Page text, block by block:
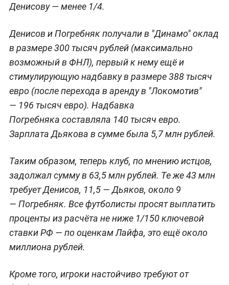
Денисову — менее 1/4.
Денисов и Погребняк получали в "Динамо" оклад
в размере 300 тысяч рублей (максимально
возможный в ФНЛ), первый к нему ещё и
стимулирующую надбавку в размере 388 тысяч
евро (после перехода в аренду в "Локомотив"
— 196 тысяч евро). Надбавка
Погребняка составляла 140 тысяч евро.
Зарплата Дьякова в сумме была 5,7 млн рублей.
Таким образом, теперь клуб, по мнению истцов,
задолжал сумму в 63,5 млн рублей. Те же 43 млн
требует Денисов, 11,5 — Дьяков, около 9
— Погребняк. Все футболисты просят выплатить
проценты из расчёта не ниже 1/150 ключевой
ставки РФ — по оценкам Лайфа, это ещё около
миллиона рублей.
Кроме того, игроки настойчиво требуют от